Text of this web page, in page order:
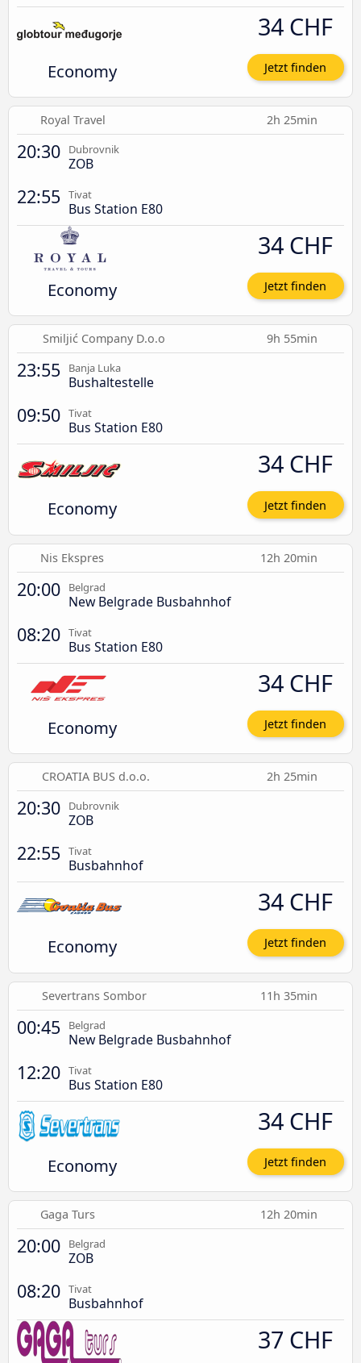
Economy
34 CHF
Jetzt finden
Royal Travel 2h 25min
20:30 Dubrovnik
ZOB
22:55 Tivat
Bus Station E80
Economy
34 CHF
Jetzt finden
Smiljić Company D.o.o 9h 55min
23:55 Banja Luka
Bushaltestelle
09:50 Tivat
Bus Station E80
Economy
34 CHF
Jetzt finden
Nis Ekspres 12h 20min
20:00 Belgrad
New Belgrade Busbahnhof
08:20 Tivat
Bus Station E80
Economy
34 CHF
Jetzt finden
CROATIA BUS d.o.o. 2h 25min
20:30 Dubrovnik
ZOB
22:55 Tivat
Busbahnhof
Economy
34 CHF
Jetzt finden
Severtrans Sombor 11h 35min
00:45 Belgrad
New Belgrade Busbahnhof
12:20 Tivat
Bus Station E80
Economy
34 CHF
Jetzt finden
Gaga Turs 12h 20min
20:00 Belgrad
ZOB
08:20 Tivat
Busbahnhof
37 CHF